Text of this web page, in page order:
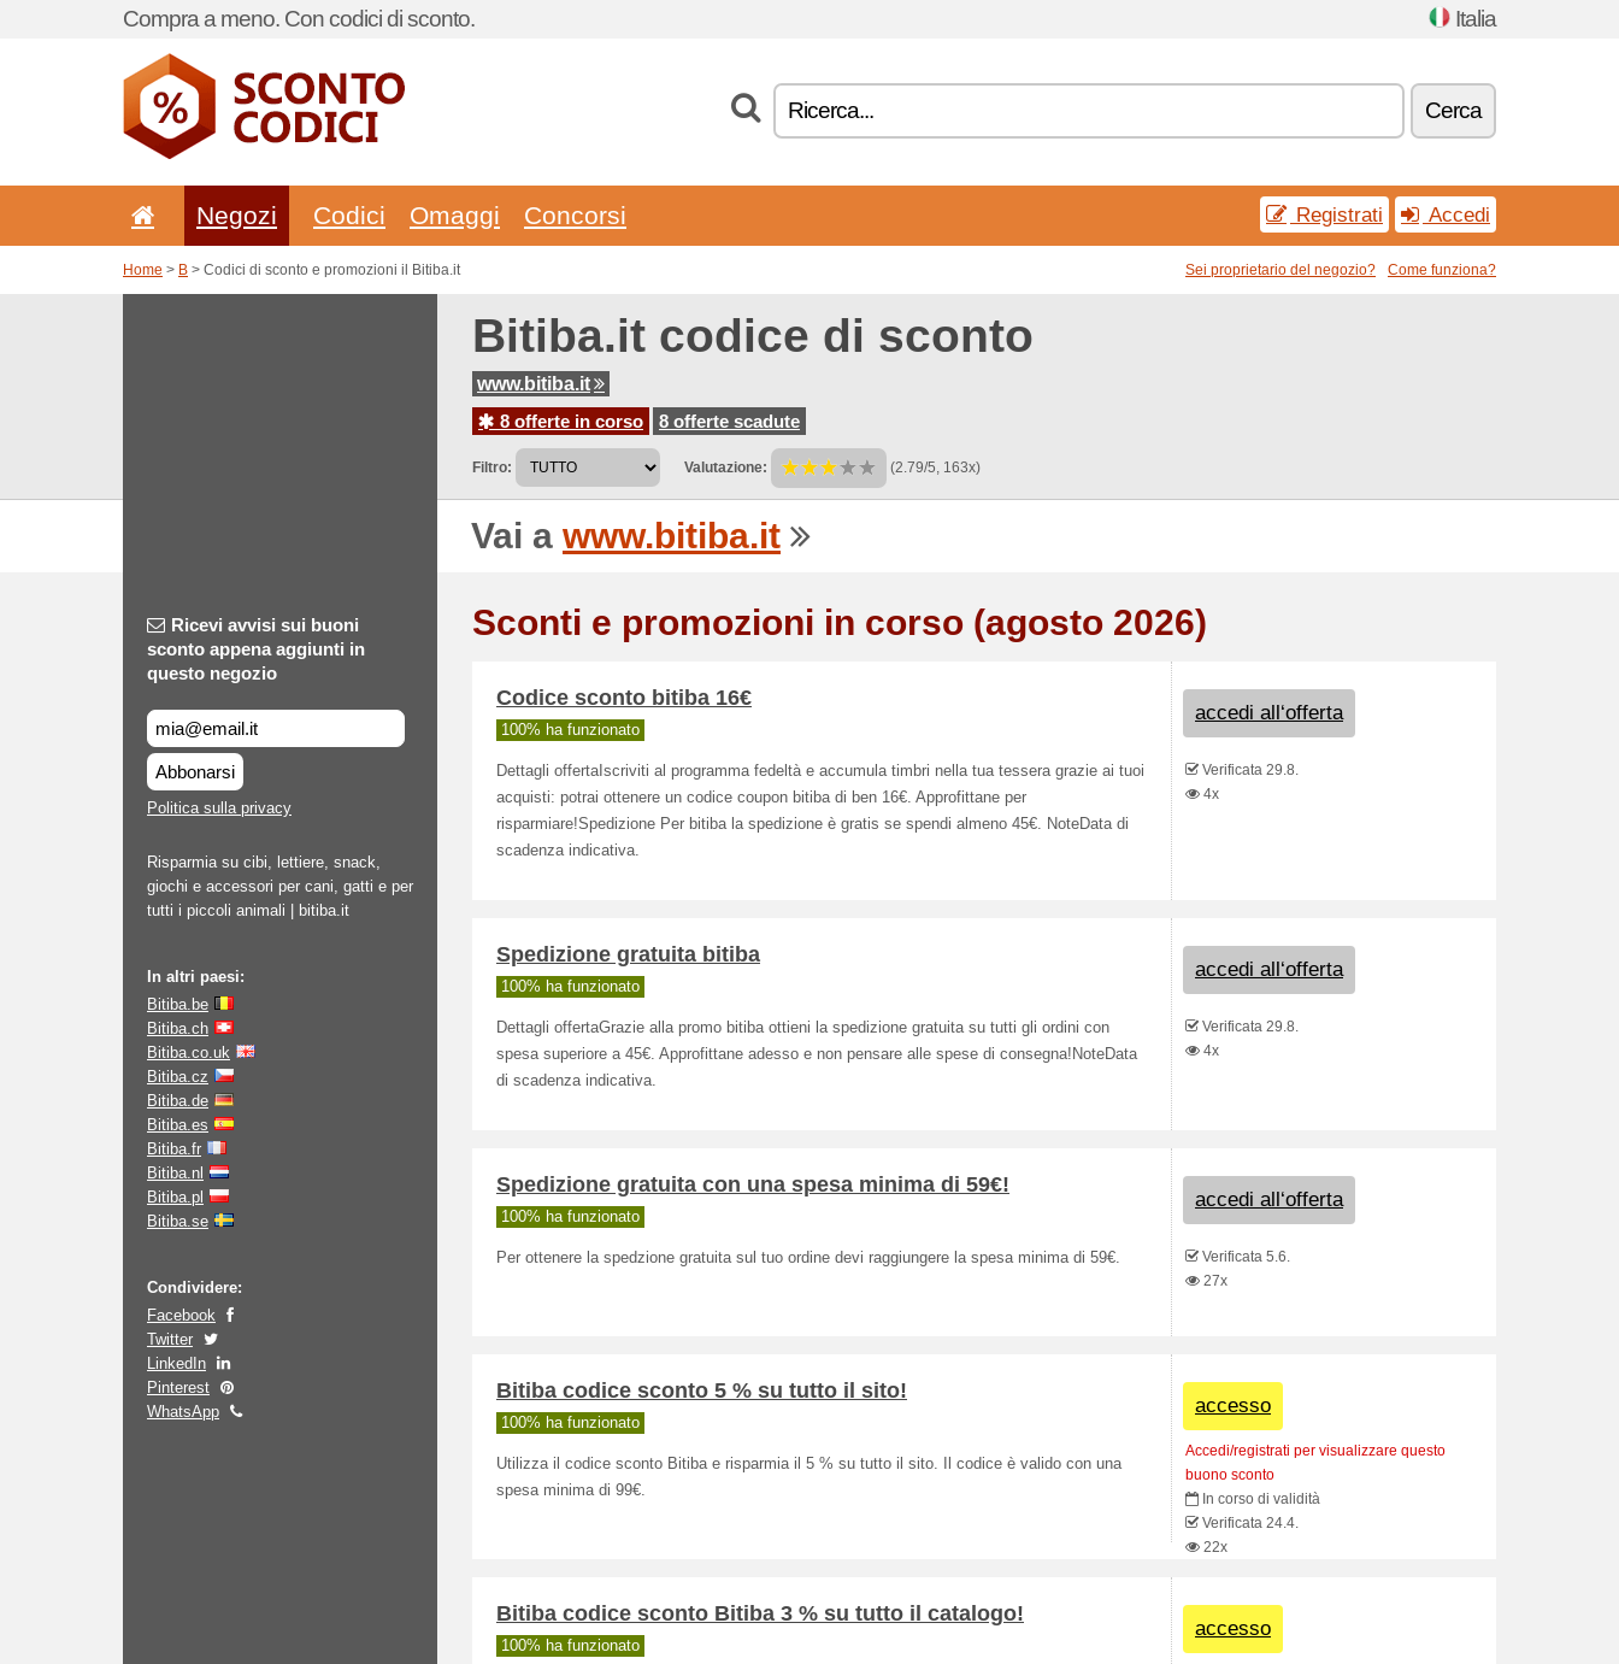
Compra a meno. Con codici di sconto. Italia
Cerca
Negozi Codici Omaggi Concorsi Registrati Accedi
Home > B > Codici di sconto e promozioni il Bitiba.it Sei proprietario del negozio? Come funziona?
Bitiba.it codice di sconto
www.bitiba.it
8 offerte in corso
8 offerte scadute
Filtro: Valutazione: (2.79/5, 163x)
Vai a www.bitiba.it
Ricevi avvisi sui buoni
sconto appena aggiunti in
questo negozio
Abbonarsi
Politica sulla privacy
Risparmia su cibi, lettiere, snack,
giochi e accessori per cani, gatti e per
tutti i piccoli animali | bitiba.it
In altri paesi:
Bitiba.be
Bitiba.ch
Bitiba.co.uk
Bitiba.cz
Bitiba.de
Bitiba.es
Bitiba.fr
Bitiba.nl
Bitiba.pl
Bitiba.se
Condividere:
Facebook
Twitter
LinkedIn
Pinterest
WhatsApp
Sconti e promozioni in corso (agosto 2026)
Codice sconto bitiba 16€
100% ha funzionato
Dettagli offertaIscriviti al programma fedeltà e accumula timbri nella tua tessera grazie ai tuoi
acquisti: potrai ottenere un codice coupon bitiba di ben 16€. Approfittane per
risparmiare!Spedizione Per bitiba la spedizione è gratis se spendi almeno 45€. NoteData di
scadenza indicativa.
accedi all‘offerta
Verificata 29.8.
4x
Spedizione gratuita bitiba
100% ha funzionato
Dettagli offertaGrazie alla promo bitiba ottieni la spedizione gratuita su tutti gli ordini con
spesa superiore a 45€. Approfittane adesso e non pensare alle spese di consegna!NoteData
di scadenza indicativa.
accedi all‘offerta
Verificata 29.8.
4x
Spedizione gratuita con una spesa minima di 59€!
100% ha funzionato
Per ottenere la spedzione gratuita sul tuo ordine devi raggiungere la spesa minima di 59€.
accedi all‘offerta
Verificata 5.6.
27x
Bitiba codice sconto 5 % su tutto il sito!
100% ha funzionato
Utilizza il codice sconto Bitiba e risparmia il 5 % su tutto il sito. Il codice è valido con una
spesa minima di 99€.
accesso
Accedi/registrati per visualizzare questo
buono sconto
In corso di validità
Verificata 24.4.
22x
Bitiba codice sconto Bitiba 3 % su tutto il catalogo!
100% ha funzionato
accesso